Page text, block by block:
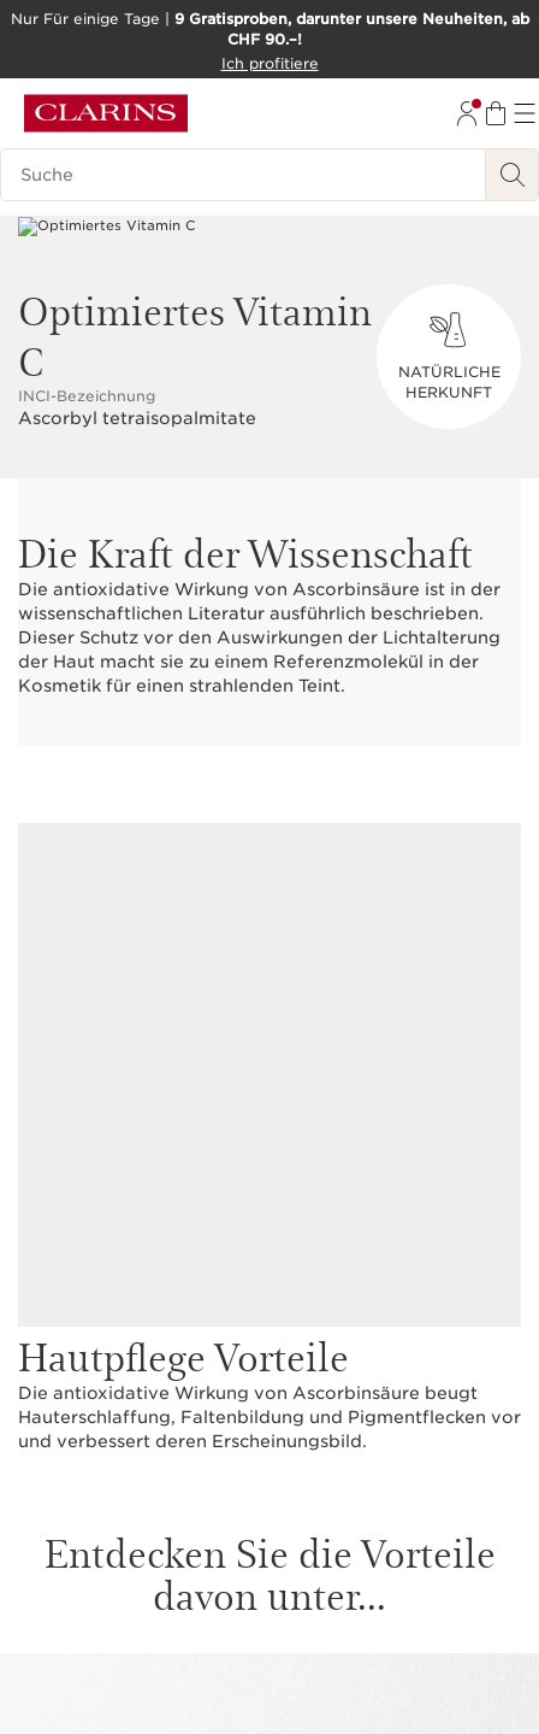
BARRIEREFREIHEITSWERKZEUG
Nur Für einige Tage | 9 Gratisproben, darunter unsere Neuheiten, ab
CHF 90.–!
Ich profitiere
Legende suchen
Optimiertes Vitamin
C
INCI-Bezeichnung
Ascorbyl tetraisopalmitate
NATÜRLICHE
HERKUNFT
Die Kraft der Wissenschaft
Die antioxidative Wirkung von Ascorbinsäure ist in der
wissenschaftlichen Literatur ausführlich beschrieben.
Dieser Schutz vor den Auswirkungen der Lichtalterung
der Haut macht sie zu einem Referenzmolekül in der
Kosmetik für einen strahlenden Teint.
Hautpflege Vorteile
Die antioxidative Wirkung von Ascorbinsäure beugt
Hauterschlaffung, Faltenbildung und Pigmentflecken vor
und verbessert deren Erscheinungsbild.
Entdecken Sie die Vorteile
davon unter...